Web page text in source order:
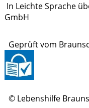
In Leichte Sprache
GmbH
Geprüft vom
© Lebenshilfe